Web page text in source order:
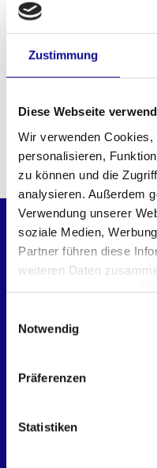
Zustimmung
Diese Webseite
Wir verwenden
personalisieren,
zu können und die
analysieren. Außerdem
Verwendung unserer
soziale Medien,
Partner führen diese
weiteren Daten
Notwendig
Präferenzen
Statistiken
Ob im Kundendienst,
macht dir das Leben
statt schwer tragen und
Frage des Volumens.
PASST
ZUBEHÖR
transparent